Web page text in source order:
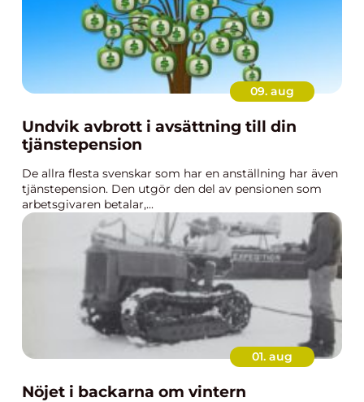
09. aug
Undvik avbrott i avsättning till din
tjänstepension
De allra flesta svenskar som har en anställning har även
tjänstepension. Den utgör den del av pensionen som
arbetsgivaren betalar,...
01. aug
Nöjet i backarna om vintern